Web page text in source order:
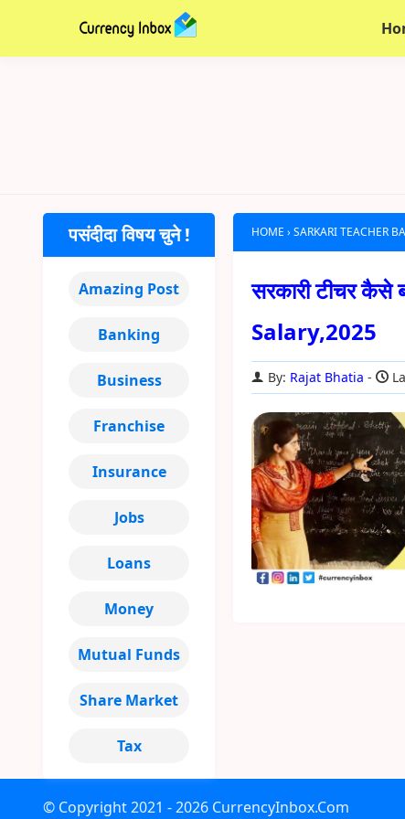
HOME ›SARKARI TEACHER
सरकारी टीचर
Salary,2025
By: Rajat Bhatia
पसंदीदा विषय चुने !
Amazing Post
Banking
Business
Franchise
Insurance
Jobs
Loans
Money
Mutual Funds
Share Market
Tax
© Copyright2021 - 2026 CurrencyInbox.Com